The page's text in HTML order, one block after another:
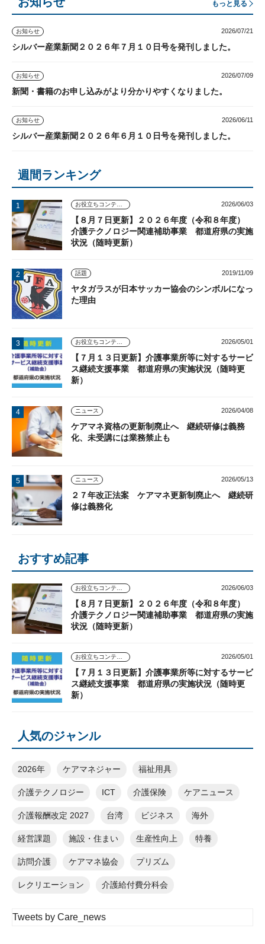
もっと見る
お知らせ 2026/07/21
シルバー産業新聞２０２６年７月１０日号を発刊しました。
お知らせ 2026/07/09
新聞・書籍のお申し込みがより分かりやすくなりました。
お知らせ 2026/06/11
シルバー産業新聞２０２６年６月１０日号を発刊しました。
週間ランキング
2026/06/03
【８月７日更新】２０２６年度（令和８年度）
介護テクノロジー関連補助事業 都道府県の実施
状況（随時更新）
話題 2019/11/09
ヤタガラスが日本サッカー協会のシンボルになっ
た理由
2026/05/01
【７月１３日更新】介護事業所等に対するサービ
ス継続支援事業 都道府県の実施状況（随時更
新）
ニュース 2026/04/08
ケアマネ資格の更新制廃止へ 継続研修は義務
化、未受講には業務禁止も
ニュース 2026/05/13
２７年改正法案 ケアマネ更新制廃止へ 継続研
修は義務化
おすすめ記事
2026/06/03
【８月７日更新】２０２６年度（令和８年度）
介護テクノロジー関連補助事業 都道府県の実施
状況（随時更新）
2026/05/01
【７月１３日更新】介護事業所等に対するサービ
ス継続支援事業 都道府県の実施状況（随時更
新）
人気のジャンル
2026年 ケアマネジャー 福祉用具
介護テクノロジー ICT 介護保険 ケアニュース
介護報酬改定 2027 台湾 ビジネス 海外
経営課題 施設・住まい 生産性向上 特養
訪問介護 ケアマネ協会 プリズム
レクリエーション 介護給付費分科会
Tweets by Care_news